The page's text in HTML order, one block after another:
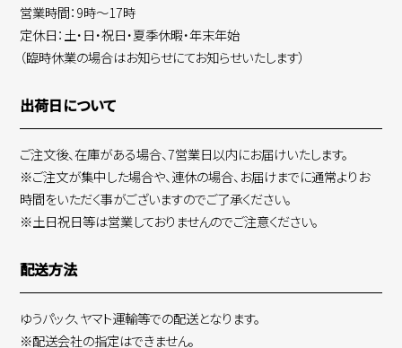
営業時間：9時～17時
定休日：土・日・祝日・夏季休暇・年末年始
（臨時休業の場合はお知らせにてお知らせいたします）
出荷日について
ご注文後、在庫がある場合、7営業日以内にお届けいたします。
※ご注文が集中した場合や、連休の場合、お届けまでに通常よりお
時間をいただく事がございますのでご了承ください。
※土日祝日等は営業しておりませんのでご注意ください。
配送方法
ゆうパック、ヤマト運輸等での配送となります。
※配送会社の指定はできません。